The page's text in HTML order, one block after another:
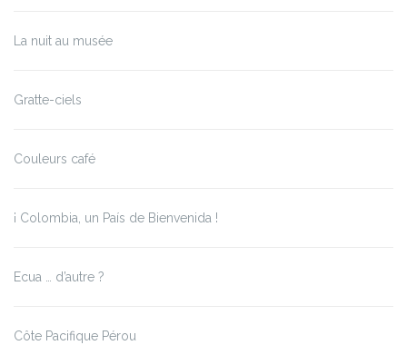
La nuit au musée
Gratte-ciels
Couleurs café
¡ Colombia, un País de Bienvenida !
Ecua … d’autre ?
Côte Pacifique Pérou